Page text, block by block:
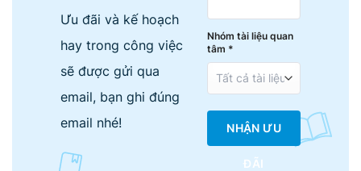
Ưu đãi và kế hoạch
hay trong công việc
sẽ được gửi qua
email, bạn ghi đúng
email nhé!
Nhóm tài liệu quan
tâm *
NHẬN ƯU
ĐÃI